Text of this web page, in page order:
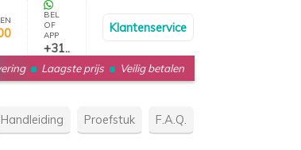
BEL
OF
APP
+31..
Klantenservice
Laagste prijs Veilig betalen
Handleiding Proefstuk F.A.Q.